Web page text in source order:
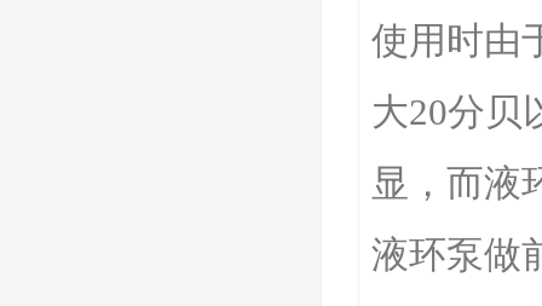
使用时由
大20分贝
显，而液
液环泵做